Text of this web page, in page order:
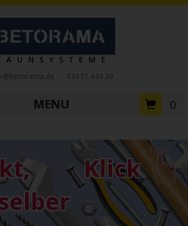
MENU 0
Pforten Zaunfelder
Antriebe
Zubehör
Klick